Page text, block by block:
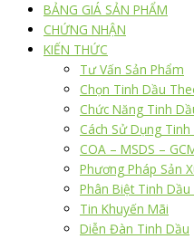
BẢNG GIÁ SẢN PHẨM
CHỨNG NHẬN
KIẾN THỨC
Tư Vấn Sản Phẩm
Chọn Tinh Dầu
Chức Năng Tinh
Cách Sử Dụng Tinh
COA – MSDS –
Phương Pháp Sản
Phân Biệt Tinh
Tin Khuyến Mãi
Diễn Đàn Tinh Dầu